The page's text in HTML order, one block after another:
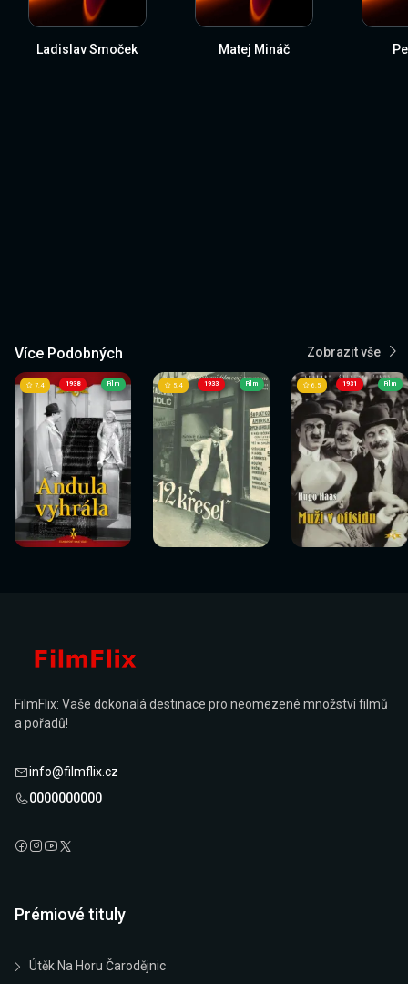
Ladislav Smoček Matej Mináč
Více Podobných Zobrazit vše
1938
Sledovat
nyní
7.4 Film
Sledovat
nyní
1933
Sledovat
nyní
5.4 Film
Sledovat
nyní
1931
Sledovat
nyní
6.5 Film
Sledovat
FilmFlix: Vaše dokonalá destinace pro neomezené množství filmů
a pořadů!
info@filmflix.cz
0000000000
Prémiové tituly
Útěk Na Horu Čarodějnic